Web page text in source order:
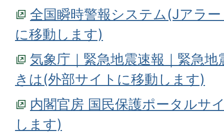
全国瞬時警報システム(Jアラ
に移動します)
気象庁｜緊急地震速報｜緊急
きは(外部サイトに移動します)
内閣官房 国民保護ポータルサ
します)